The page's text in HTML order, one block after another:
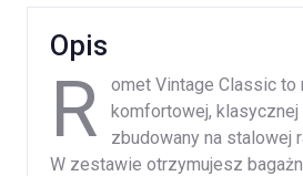
Opis
R
omet Vintage Classic to
komfortowej,
zbudowany na stalowej
W zestawie otrzymujesz